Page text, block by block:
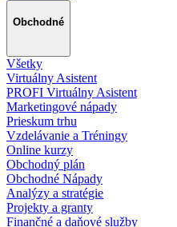
Obchodné
Všetky
Virtuálny Asistent
PROFI Virtuálny Asistent
Marketingové nápady
Prieskum trhu
Vzdelávanie a Tréningy
Online kurzy
Obchodný plán
Obchodné Nápady
Analýzy a stratégie
Projekty a granty
Finančné a daňové služby